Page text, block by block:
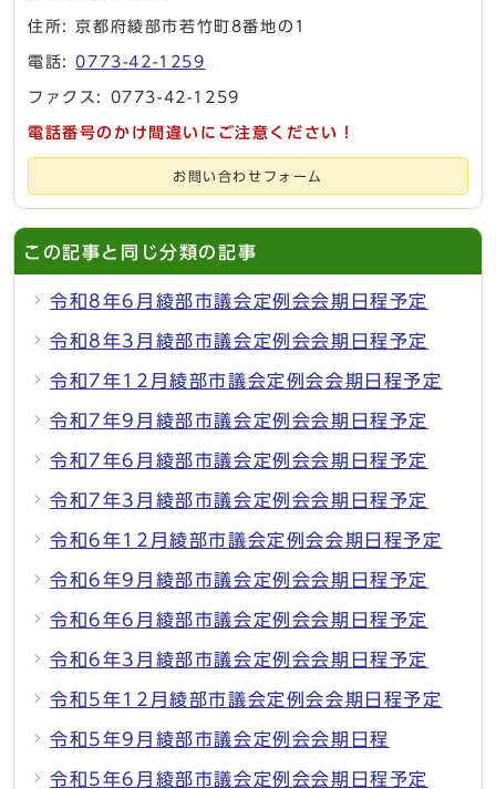
住所: 京都府綾部市若竹町8番地の1
電話:0773-42-1259
ファクス: 0773-42-1259
電話番号のかけ間違いにご注意ください！
お問い合わせフォーム
この記事と同じ分類の記事
令和8年6月綾部市議会定例会会期日程予定
令和8年3月綾部市議会定例会会期日程予定
令和7年12月綾部市議会定例会会期日程予定
令和7年9月綾部市議会定例会会期日程予定
令和7年6月綾部市議会定例会会期日程予定
令和7年3月綾部市議会定例会会期日程予定
令和6年12月綾部市議会定例会会期日程予定
令和6年9月綾部市議会定例会会期日程予定
令和6年6月綾部市議会定例会会期日程予定
令和6年3月綾部市議会定例会会期日程予定
令和5年12月綾部市議会定例会会期日程予定
令和5年9月綾部市議会定例会会期日程
令和5年6月綾部市議会定例会会期日程予定